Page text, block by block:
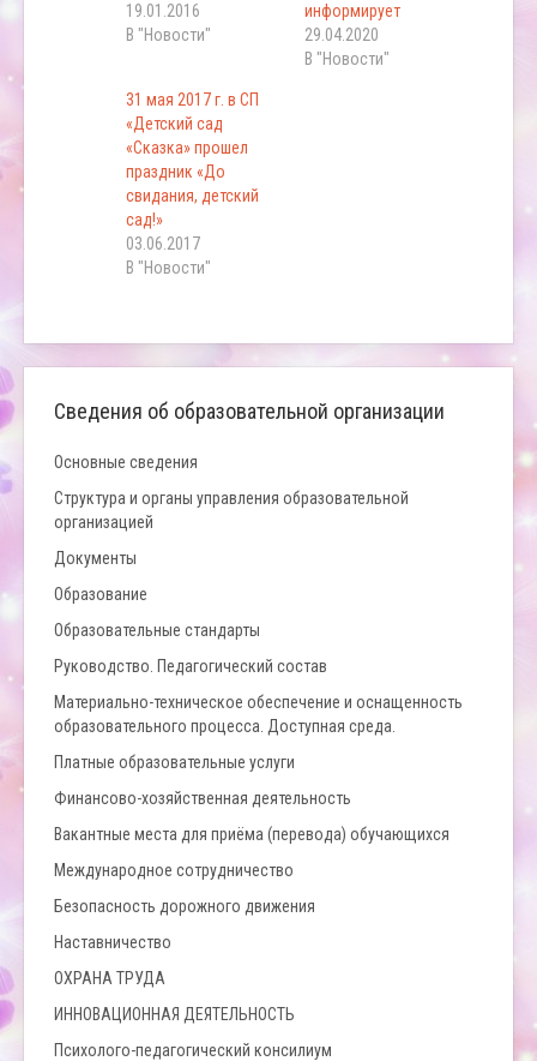
19.01.2016
В "Новости"
информирует
29.04.2020
В "Новости"
31 мая 2017 г. в СП
«Детский сад
«Сказка» прошел
праздник «До
свидания, детский
сад!»
03.06.2017
В "Новости"
Сведения об образовательной организации
Основные сведения
Структура и органы управления образовательной
организацией
Документы
Образование
Образовательные стандарты
Руководство. Педагогический состав
Материально-техническое обеспечение и оснащенность
образовательного процесса. Доступная среда.
Платные образовательные услуги
Финансово-хозяйственная деятельность
Вакантные места для приёма (перевода) обучающихся
Международное сотрудничество
Безопасность дорожного движения
Наставничество
ОХРАНА ТРУДА
ИННОВАЦИОННАЯ ДЕЯТЕЛЬНОСТЬ
Психолого-педагогический консилиум